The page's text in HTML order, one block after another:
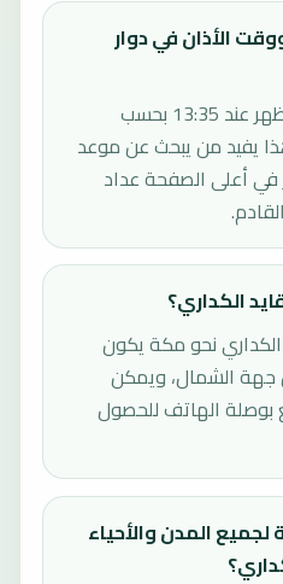
الأذان في دوار
الصلاة القادمة حاليًا هي الظهر عند 13:35 بحسب
يفيد من يبحث عن موعد
في أعلى الصفحة عداد
الكداري؟
الكداري نحو مكة يكون
بزاوية 96° من جهة الشمال، ويمكن
الهاتف للحصول
المدن والأحياء